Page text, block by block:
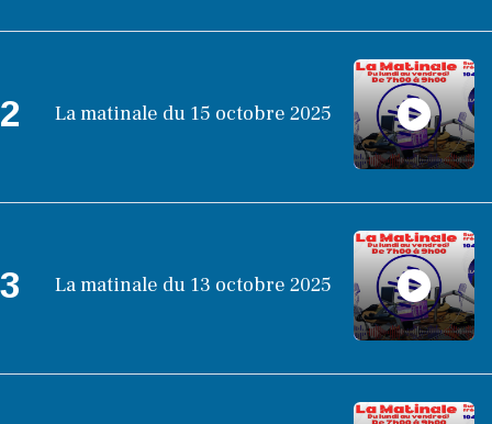
2 La matinale du 15 octobre 2025
3 La matinale du 13 octobre 2025